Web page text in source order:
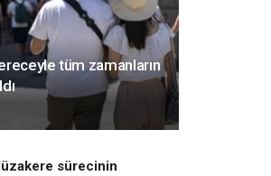
tüm zamanların
sürecinin